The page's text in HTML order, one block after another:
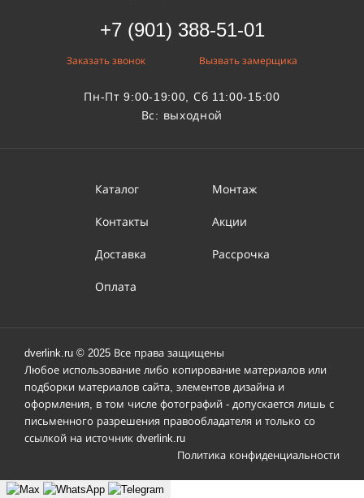
+7 (901) 388-51-01
Заказать звонок Вызвать замерщика
Пн-Пт 9:00-19:00, Сб 11:00-15:00
Вс: выходной
Каталог
Контакты
Доставка
Оплата
Монтаж
Акции
Рассрочка
dverlink.ru © 2025 Все права защищены
Любое использование либо копирование материалов или
подборки материалов сайта, элементов дизайна и
оформления, в том числе фотографий - допускается лишь с
письменного разрешения правообладателя и только со
ссылкой на источник dverlink.ru
Политика конфиденциальности